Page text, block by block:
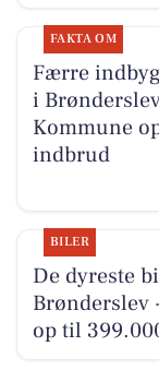
FAKTA OM
Færre
i
Kommune
indbrud
BILER
De dyreste
Brønderslev
op til